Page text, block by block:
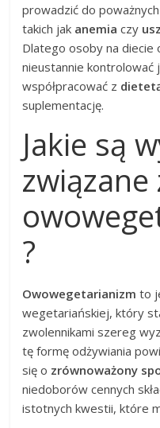
prowadzić do
takich jak anemia czy
Dlatego osoby na
nieustannie
współpracować z
suplementację.
Jakie są
związane
?
Owowegetarianizm to
wegetariańskiej, który
zwolennikami szereg
tę formę odżywiania
się o zrównoważony
niedoborów cennych
istotnych kwestii, które